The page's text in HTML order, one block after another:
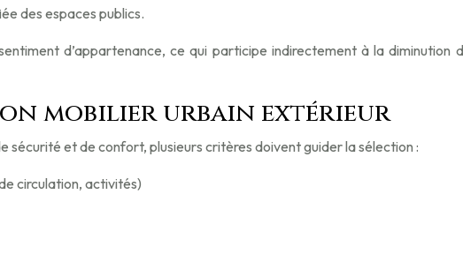
des espaces publics.
d’appartenance, ce qui participe indirectement à la diminution
mobilier urbain extérieur
et de confort, plusieurs critères doivent guider la sélection :
circulation, activités)